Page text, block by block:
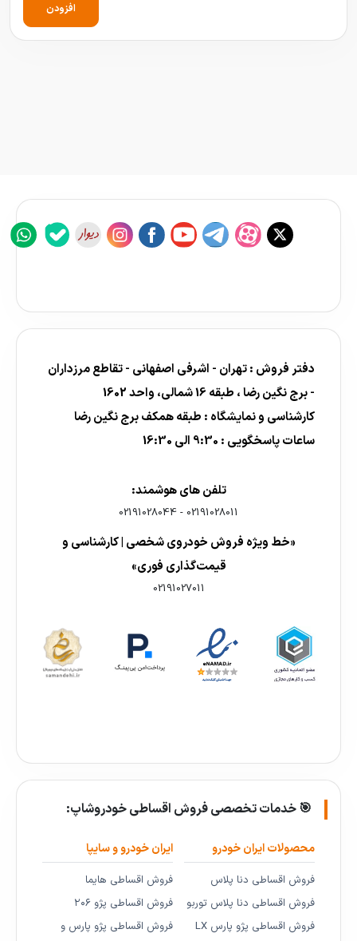
افزودن
دفتر فروش : تهران - اشرفی اصفهانی - تقاطع مرزداران
- برج نگین رضا ، طبقه 16 شمالی، واحد 1602
کارشناسی و نمایشگاه : طبقه همکف برج نگین رضا
ساعات پاسخگویی : 9:30 الی 16:30
تلفن های هوشمند:
02191028011
-
02191028044
«خط ویژه فروش خودروی شخصی | کارشناسی و
قیمت‌گذاری فوری»
02191027011
🎯 خدمات تخصصی فروش اقساطی خودروشاپ:
محصولات ایران خودرو
فروش اقساطی دنا پلاس
فروش اقساطی دنا پلاس توربو
فروش اقساطی پژو پارس LX
ایران خودرو و سایپا
فروش اقساطی هایما
فروش اقساطی پژو ۲۰۶
فروش اقساطی پژو پارس و